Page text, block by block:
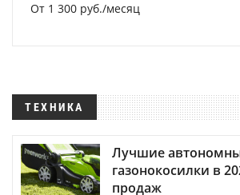
От 1 300 руб./месяц
ТЕХНИКА
Лучшие
газонокосилки в
продаж